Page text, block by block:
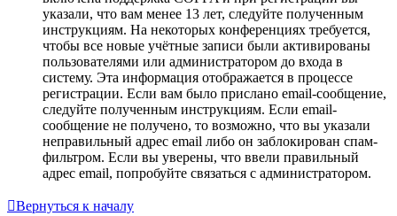
указали, что вам менее 13 лет, следуйте полученным
инструкциям. На некоторых конференциях требуется,
чтобы все новые учётные записи были активированы
пользователями или администратором до входа в
систему. Эта информация отображается в процессе
регистрации. Если вам было прислано email-сообщение,
следуйте полученным инструкциям. Если email-
сообщение не получено, то возможно, что вы указали
неправильный адрес email либо он заблокирован спам-
фильтром. Если вы уверены, что ввели правильный
адрес email, попробуйте связаться с администратором.
Вернуться к началу